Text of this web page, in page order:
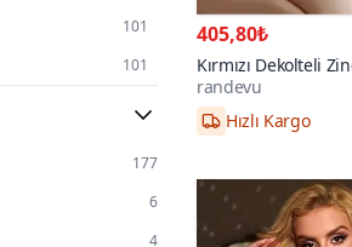
101
101
177
6
4
405,80₺
Kırmızı Dekolteli
Babydoll
randevu
2XL/3XL,S/M,L/XL